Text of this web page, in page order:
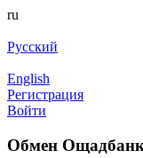
ru
Русский
English
Регистрация
Войти
Обмен